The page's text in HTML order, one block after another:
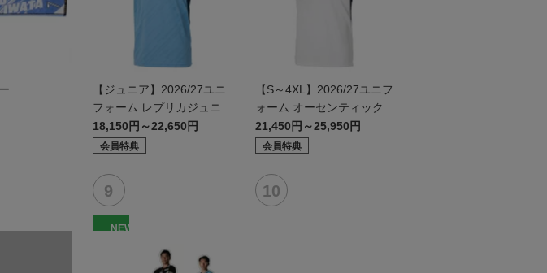
【ジュニア】2026/27ユニ
フォーム レプリカジュニア
モデル:FP1st
18,150円～22,650円
会員特典
【S～4XL】2026/27ユニフ
ォーム オーセンティックモ
デル:FP2nd
21,450円～25,950円
会員特典
NEW